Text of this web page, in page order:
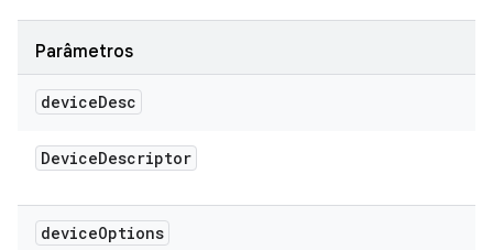
Parâmetros
deviceDesc
DeviceDescriptor
deviceOptions